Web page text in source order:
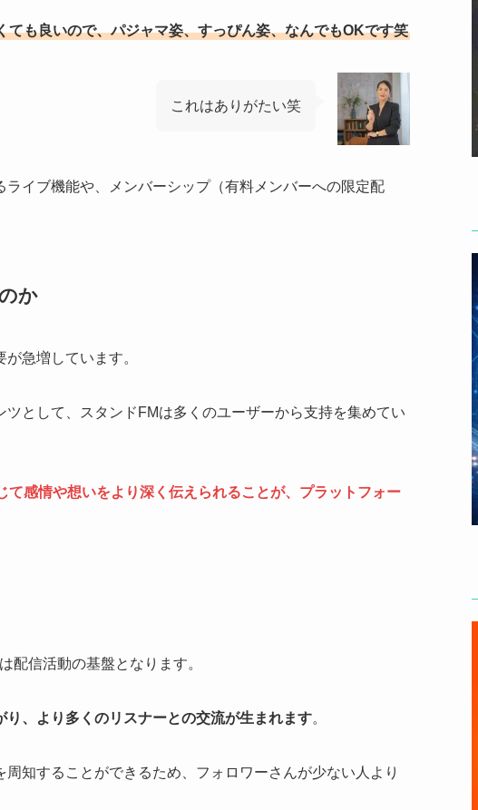
ても良いので、パジャマ姿、すっぴん姿、なんでもOKです笑
これはありがたい笑
イブ機能や、メンバーシップ（有料メンバーへの限定配
か
急増しています。
として、スタンドFMは多くのユーザーから支持を集めてい
て感情や想いをより深く伝えられることが、プラットフォー
配信活動の基盤となります。
り、より多くのリスナーとの交流が生まれます。
知することができるため、フォロワーさんが少ない人より